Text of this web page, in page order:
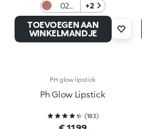
02
Nut
About
U
+2
TOEVOEGEN AAN
WINKELMANDJE
PH glow lipstick
Ph Glow Lipstick
(183)